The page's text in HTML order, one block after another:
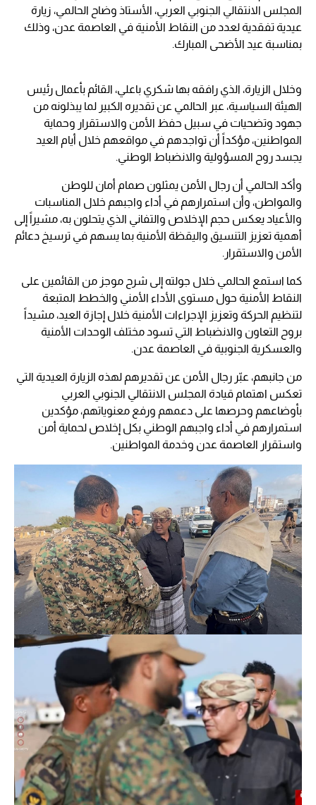
المجلس الانتقالي الجنوبي العربي، الأستاذ وضاح الحالمي، زيارة
عيدية تفقدية لعدد من النقاط الأمنية في العاصمة عدن، وذلك
بمناسبة عيد الأضحى المبارك.
وخلال الزيارة، الذي رافقه بها شكري باعلي، القائم بأعمال رئيس
الهيئة السياسية، عبر الحالمي عن تقديره الكبير لما يبذلونه من
جهود وتضحيات في سبيل حفظ الأمن والاستقرار وحماية
المواطنين، مؤكداً أن تواجدهم في مواقعهم خلال أيام العيد
يجسد روح المسؤولية والانضباط الوطني.
وأكد الحالمي أن رجال الأمن يمثلون صمام أمان للوطن
والمواطن، وأن استمرارهم في أداء واجبهم خلال المناسبات
والأعياد يعكس حجم الإخلاص والتفاني الذي يتحلون به، مشيراً إلى
أهمية تعزيز التنسيق واليقظة الأمنية بما يسهم في ترسيخ دعائم
الأمن والاستقرار.
كما استمع الحالمي خلال جولته إلى شرح موجز من القائمين على
النقاط الأمنية حول مستوى الأداء الأمني والخطط المتبعة
لتنظيم الحركة وتعزيز الإجراءات الأمنية خلال إجازة العيد، مشيداً
بروح التعاون والانضباط التي تسود مختلف الوحدات الأمنية
والعسكرية الجنوبية في العاصمة عدن.
من جانبهم، عبّر رجال الأمن عن تقديرهم لهذه الزيارة العيدية التي
تعكس اهتمام قيادة المجلس الانتقالي الجنوبي العربي
بأوضاعهم وحرصها على دعمهم ورفع معنوياتهم، مؤكدين
استمرارهم في أداء واجبهم الوطني بكل إخلاص لحماية أمن
واستقرار العاصمة عدن وخدمة المواطنين.